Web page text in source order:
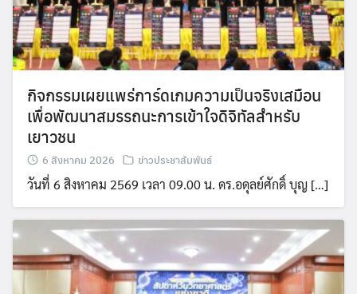
กิจกรรมเผยแพร่การ์ดเกมความเป็นจริงเสมือน
เพื่อพัฒนาสมรรถนะการเข้าใจดิจิทัลสำหรับ
เยาวชน
6 สิงหาคม 2026 ข่าวประชาสัมพันธ์
วันที่ 6 สิงหาคม 2569 เวลา 09.00 น. ดร.อดุลย์ศักดิ์ บุญ […]